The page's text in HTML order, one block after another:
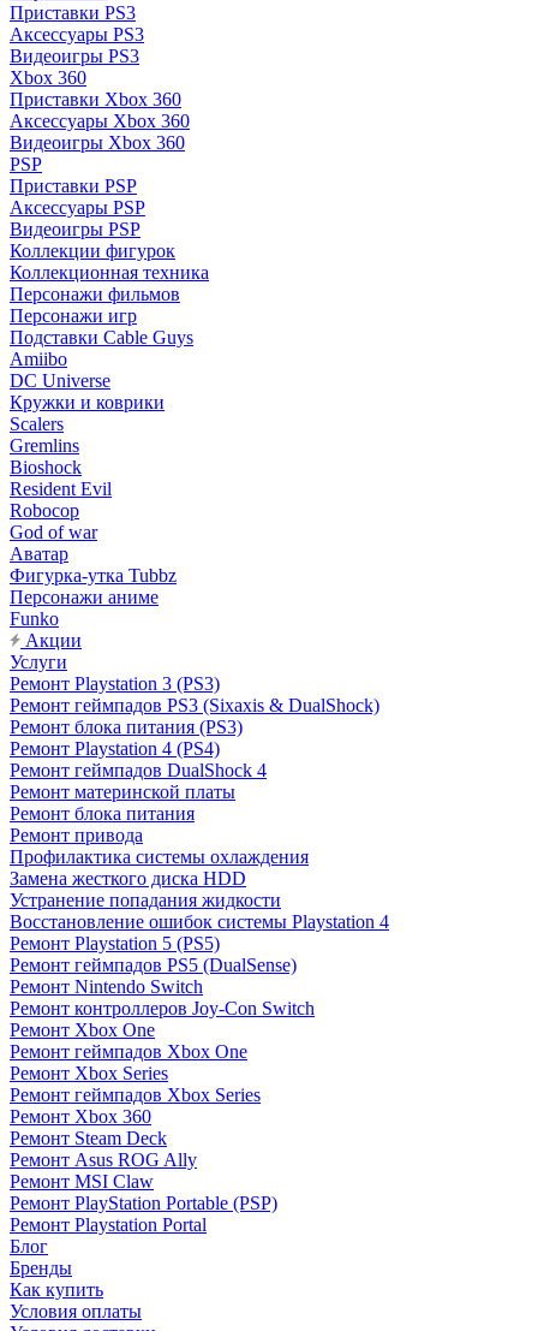
Приставки PS3
Аксессуары PS3
Видеоигры PS3
Xbox 360
Приставки Xbox 360
Аксессуары Xbox 360
Видеоигры Xbox 360
PSP
Приставки PSP
Аксессуары PSP
Видеоигры PSP
Коллекции фигурок
Коллекционная техника
Персонажи фильмов
Персонажи игр
Подставки Cable Guys
Amiibo
DC Universe
Кружки и коврики
Scalers
Gremlins
Bioshock
Resident Evil
Robocop
God of war
Аватар
Фигурка-утка Tubbz
Персонажи аниме
Funko
Акции
Услуги
Ремонт Playstation 3 (PS3)
Ремонт геймпадов PS3 (Sixaxis & DualShock)
Ремонт блока питания (PS3)
Ремонт Playstation 4 (PS4)
Ремонт геймпадов DualShock 4
Ремонт материнской платы
Ремонт блока питания
Ремонт привода
Профилактика системы охлаждения
Замена жесткого диска HDD
Устранение попадания жидкости
Восстановление ошибок системы Playstation 4
Ремонт Playstation 5 (PS5)
Ремонт геймпадов PS5 (DualSense)
Ремонт Nintendo Switch
Ремонт контроллеров Joy-Con Switch
Ремонт Xbox One
Ремонт геймпадов Xbox One
Ремонт Xbox Series
Ремонт геймпадов Xbox Series
Ремонт Xbox 360
Ремонт Steam Deck
Ремонт Asus ROG Ally
Ремонт MSI Claw
Ремонт PlayStation Portable (PSP)
Ремонт Playstation Portal
Блог
Бренды
Как купить
Условия оплаты